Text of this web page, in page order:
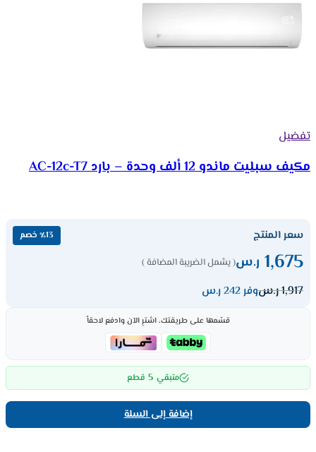
تفضيل
مكيف سبليت ماندو 12 ألف وحدة – بارد AC-12c-T7
سعر المنتج ٪13 خصم
1,675 ر.س( يشمل الضريبة المضافة )
1,917ر.سوفر 242 ر.س
قسّمها على طريقتك، اشترِ الآن وادفع لاحقاً
متبقي 5 قطع
إضافة إلى السلة